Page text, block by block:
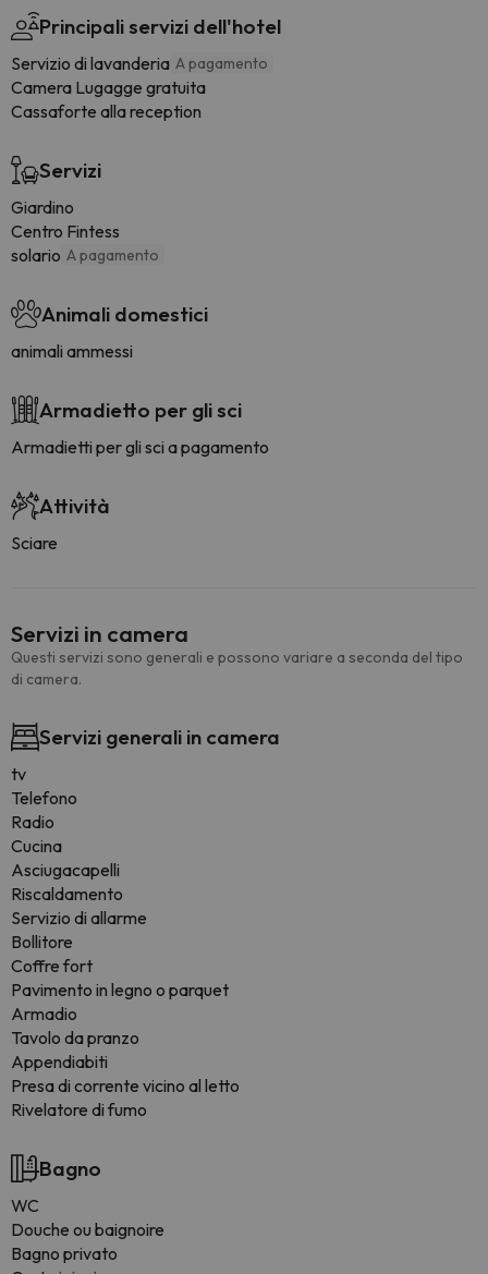
Principali servizi dell'hotel
Servizio di lavanderia A pagamento
Camera Lugagge gratuita
Cassaforte alla reception
Servizi
Giardino
Centro Fintess
solario A pagamento
Animali domestici
animali ammessi
Armadietto per gli sci
Armadietti per gli sci a pagamento
Attività
Sciare
Servizi in camera
Questi servizi sono generali e possono variare a seconda del tipo
di camera.
Servizi generali in camera
tv
Telefono
Radio
Cucina
Asciugacapelli
Riscaldamento
Servizio di allarme
Bollitore
Coffre fort
Pavimento in legno o parquet
Armadio
Tavolo da pranzo
Appendiabiti
Presa di corrente vicino al letto
Rivelatore di fumo
Bagno
WC
Douche ou baignoire
Bagno privato